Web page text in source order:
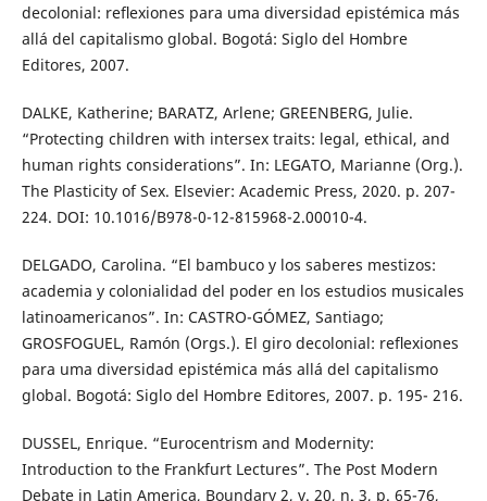
decolonial: reﬂexiones para uma diversidad epistémica más
allá del capitalismo global. Bogotá: Siglo del Hombre
Editores, 2007.
DALKE, Katherine; BARATZ, Arlene; GREENBERG, Julie.
“Protecting children with intersex traits: legal, ethical, and
human rights considerations”. In: LEGATO, Marianne (Org.).
The Plasticity of Sex. Elsevier: Academic Press, 2020. p. 207-
224. DOI: 10.1016/B978-0-12-815968-2.00010-4.
DELGADO, Carolina. “El bambuco y los saberes mestizos:
academia y colonialidad del poder en los estudios musicales
latinoamericanos”. In: CASTRO-GÓMEZ, Santiago;
GROSFOGUEL, Ramón (Orgs.). El giro decolonial: reﬂexiones
para uma diversidad epistémica más allá del capitalismo
global. Bogotá: Siglo del Hombre Editores, 2007. p. 195- 216.
DUSSEL, Enrique. “Eurocentrism and Modernity:
Introduction to the Frankfurt Lectures”. The Post Modern
Debate in Latin America, Boundary 2, v. 20, n. 3, p. 65-76,